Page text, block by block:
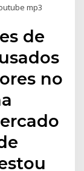
mp3
de
no